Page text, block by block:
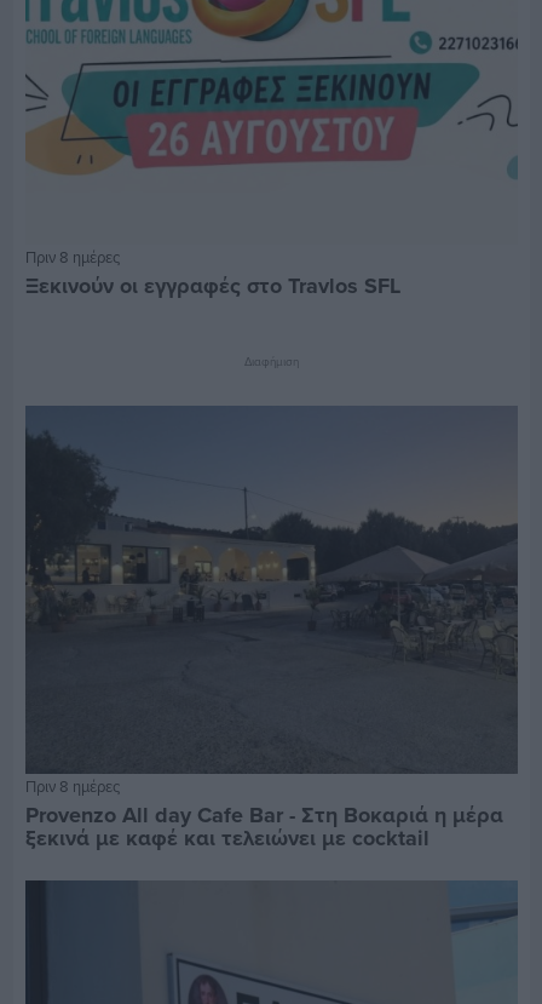
Πριν 8 ημέρες
Ξεκινούν οι εγγραφές στο Travlos SFL
Διαφήμιση
Πριν 8 ημέρες
Provenzo All day Cafe Bar - Στη Βοκαριά η μέρα
ξεκινά με καφέ και τελειώνει με cocktail